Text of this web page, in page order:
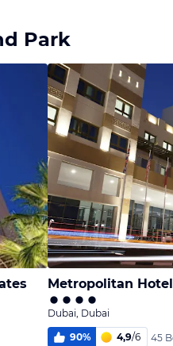
Park
Metropolitan
Dubai, Dubai
90% 4,9/6 45